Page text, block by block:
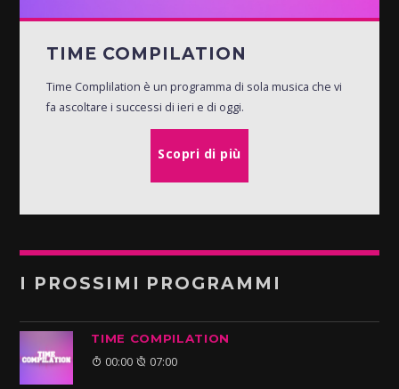
TIME COMPILATION
Time Complilation è un programma di sola musica che vi
fa ascoltare i successi di ieri e di oggi.
Scopri di più
I PROSSIMI PROGRAMMI
TIME COMPILATION
00:00 07:00